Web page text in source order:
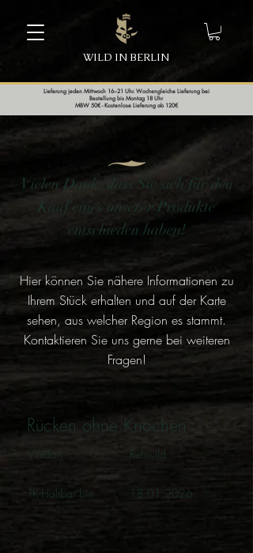
WILD IN BERLIN
Lieferung jeden Mittwoch 16–21 Uhr. Wochengleiche Lieferung bei
Bestellung bis Montag 18 Uhr
MBW 50€ - Kostenlose Lieferung ab 120€
Vielen Dank, dass Sie sich für den
Kauf eines unserer Produkte
entschieden haben!
Hier können Sie nähere Informationen zu
Ihrem Stück erhalten und auf der Karte
sehen, aus welcher Region es stammt.
Kontaktieren Sie uns gerne bei weiteren
Fragen!
Rücken ohne Knochen
TK-Haltbar bis: 18.01.2026
Wildart Rehwild